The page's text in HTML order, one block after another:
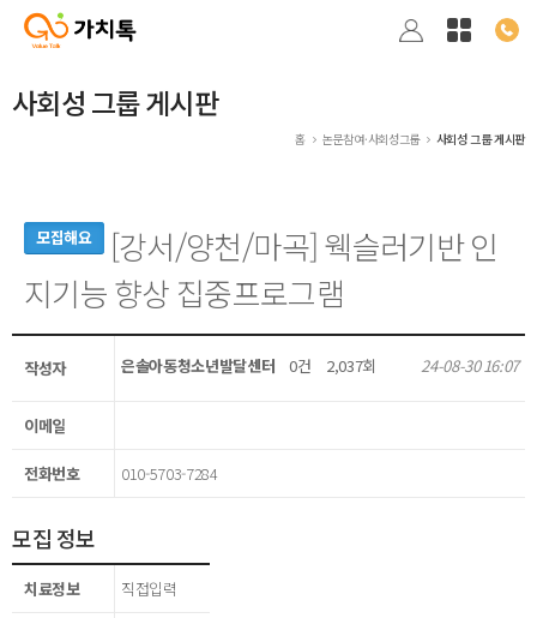
사회성 그룹 게시판
홈 논문참여·사회성그룹 사회성 그룹 게시판
모집해요
[강서/양천/마곡] 웩슬러기반 인
지기능 향상 집중프로그램
작성자 은솔아동청소년발달센터 0건 2,037회 24-08-30 16:07
이메일
전화번호 010-5703-7284
모집 정보
치료정보 직접입력